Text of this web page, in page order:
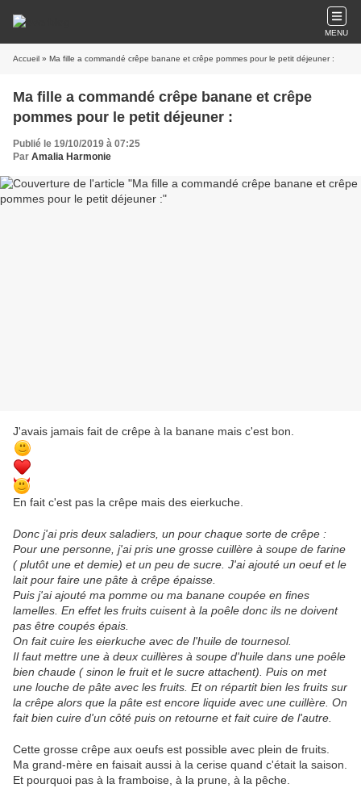
MENU
Accueil » Ma fille a commandé crêpe banane et crêpe pommes pour le petit déjeuner :
Ma fille a commandé crêpe banane et crêpe
pommes pour le petit déjeuner :
Publié le 19/10/2019 à 07:25
Par Amalia Harmonie
J'avais jamais fait de crêpe à la banane mais c'est bon.
En fait c'est pas la crêpe mais des eierkuche.
Donc j'ai pris deux saladiers, un pour chaque sorte de crêpe :
Pour une personne, j'ai pris une grosse cuillère à soupe de farine
( plutôt une et demie) et un peu de sucre. J'ai ajouté un oeuf et le
lait pour faire une pâte à crêpe épaisse.
Puis j'ai ajouté ma pomme ou ma banane coupée en fines
lamelles. En effet les fruits cuisent à la poêle donc ils ne doivent
pas être coupés épais.
On fait cuire les eierkuche avec de l'huile de tournesol.
Il faut mettre une à deux cuillères à soupe d'huile dans une poêle
bien chaude ( sinon le fruit et le sucre attachent). Puis on met
une louche de pâte avec les fruits. Et on répartit bien les fruits sur
la crêpe alors que la pâte est encore liquide avec une cuillère. On
fait bien cuire d'un côté puis on retourne et fait cuire de l'autre.
Cette grosse crêpe aux oeufs est possible avec plein de fruits.
Ma grand-mère en faisait aussi à la cerise quand c'était la saison.
Et pourquoi pas à la framboise, à la prune, à la pêche.